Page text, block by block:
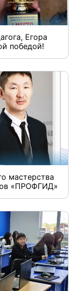
Егора
победой!
мастерства
«ПРОФГИД»